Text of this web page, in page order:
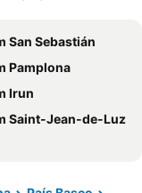
San Sebastián
Pamplona
Irun
Saint-Jean-de-Luz